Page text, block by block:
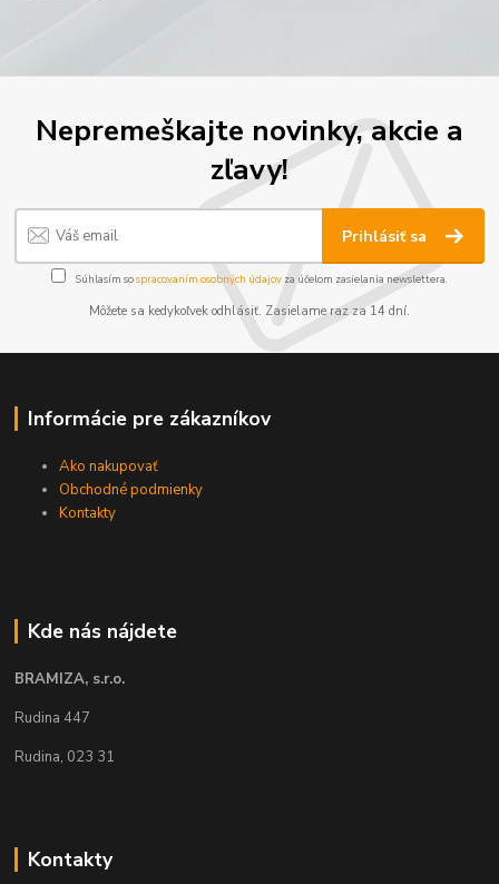
Nepremeškajte novinky, akcie a
zľavy!
Prihlásiť sa
Súhlasím sospracovaním osobných údajov za účelom zasielania newslettera.
Môžete sa kedykoľvek odhlásiť. Zasielame raz za 14 dní.
Informácie pre zákazníkov
Ako nakupovať
Obchodné podmienky
Kontakty
Kde nás nájdete
BRAMIZA, s.r.o.
Rudina 447
Rudina, 023 31
Kontakty